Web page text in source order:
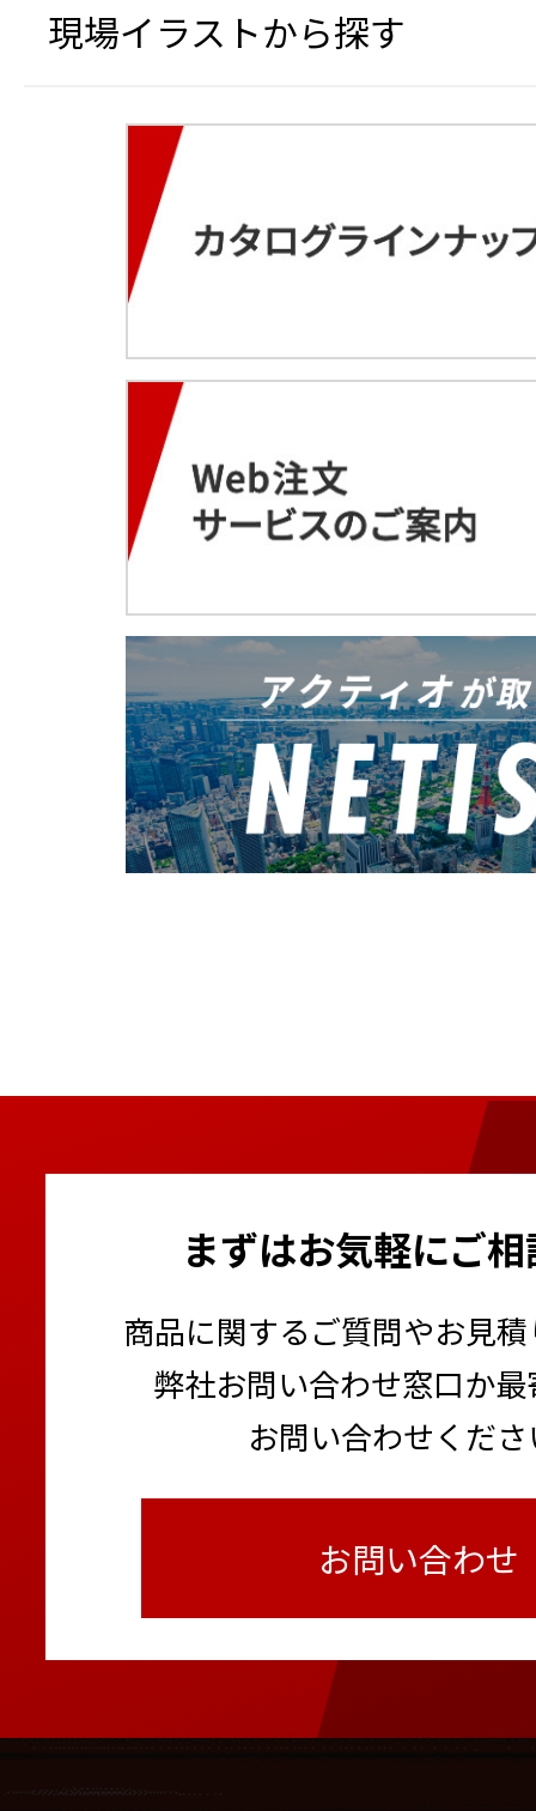
現場イラストから探す
まずはお気軽にご
商品に関するご質問やお見
弊社お問い合わせ窓口か
お問い合わせくだ
お問い合わせ